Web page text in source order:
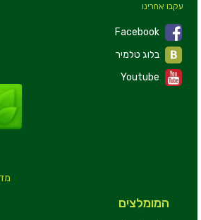
עקבו אחרינו
Facebook
Youtube
המומלצים